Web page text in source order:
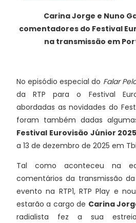
Carina Jorge e Nuno
comentadores do Festival
na transmissão em
No episódio especial do Falar
da RTP para o Festival
abordadas as novidades do
foram também dadas
Festival Eurovisão Júnior 2025
a 13 de dezembro de 2025 em
Tal como aconteceu na
comentários da transmissão da
evento na RTP1, RTP Play e
estarão a cargo de Carina
radialista fez a sua